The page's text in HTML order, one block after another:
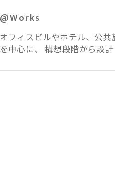
@Works
オフィスビルやホテル、公
を中心に、 構想段階から設